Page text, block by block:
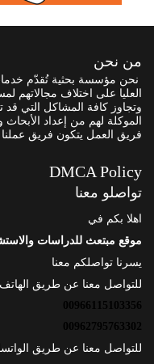
من نحن
نحن مؤسسة بحثية تُقدّم
العليا على اختلاف مجالاتهم
وتجاوز كافة المشاكل التي قد
الموكلة لهم من إعداد الأبحاث
فريق العمل يتكون فريق عملنا
DMCA Policy
تواصلو معنا
اهلا بكم في
موقع مبتعث للدراسات
يسرنا تواصلكم معنا
للتواصل معنا عن طريق الهاتف
00966115103356
00962795763302
للتواصل معنا عن طريق